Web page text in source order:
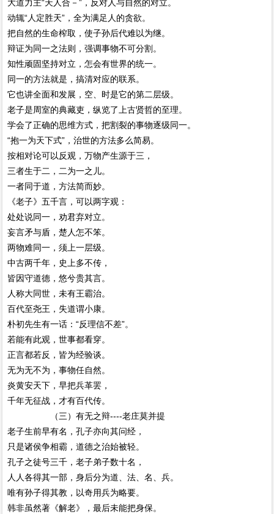
大道力主“天人合－”，反对人与自然的对立。
动辄“人定胜天”，全为满足人的贪欲。
把自然的生命榨取，使子孙后代难以为继。
辩证为同一之法则，强调事物不可分割。
知性顽固坚持对立，怎会有世界的统一。
同一的方法就是，搞清对应的联系。
它也讲全面和发展，空、时是它的第二层级。
老子是周室的典藏吏，纵览了上古贤哲的至理。
学会了正确的思维方式，把割裂的事物逐级同一。
“抱一为天下式”，治世的方法多么简易。
按相对论可以反观，万物产生源于三，
三者生于二，二为一之儿。
一者同于道，方法简而妙。
《老子》五千言，可以两字观：
处处说同一，劝君弃对立。
妄言矛与盾，楚人怎不笨。
两物难同一，须上一层级。
中古两千年，史上多不传，
皆因守道德，悠兮贵其言。
人称大同世，未有王霸治。
百代至尧王，失道谓小康。
朴初先生有一话：“反理信不差”。
若能有此观，世事都看穿。
正言都若反，皆为经验谈。
无为无不为，事物任自然。
炎黄安天下，早把兵革罢，
千年无征战，才有百代传。
（三）有无之辩----老庄莫并提
老子生前早有名，孔子亦向其问经，
只是诸侯争相霸，道德之治始被轻。
孔子之徒号三千，老子弟子数十名，
人人各得其一部，身后分为道、法、名、兵。
唯有孙子得其教，以奇用兵为略要。
韩非虽然著《解老》，最后未能把身保。